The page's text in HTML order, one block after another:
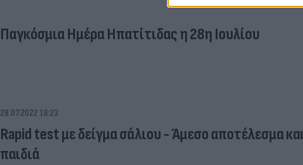
Παγκόσμια Ημέρα Ηπατίτιδας η 28η Ιουλίου
28.07.2022 18:23
Rapid test με δείγμα σάλιου - Άμεσο αποτέλεσμα και
παιδιά